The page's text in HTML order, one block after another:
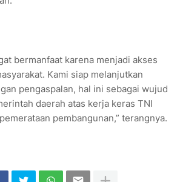
bermanfaat karena menjadi akses
Kami siap melanjutkan
pengaspalan, hal ini sebagai wujud
daerah atas kerja keras TNI
pembangunan,” terangnya.